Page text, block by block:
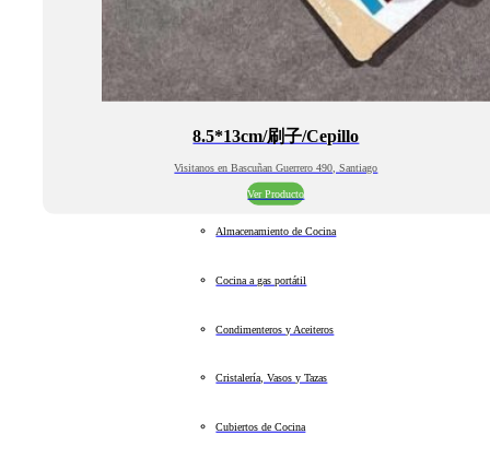
8.5*13cm/刷子/Cepillo
Visitanos en Bascuñan Guerrero 490, Santiago
Ver Producto
Almacenamiento de Cocina
Cocina a gas portátil
Condimenteros y Aceiteros
Cristalería, Vasos y Tazas
Cubiertos de Cocina